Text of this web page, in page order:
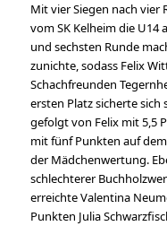
Mit vier Siegen nach
vom SK Kelheim die U14
und sechsten Runde
zunichte, sodass Felix
Schachfreunden
ersten Platz sicherte sich
gefolgt von Felix mit 5,5
mit fünf Punkten auf
der Mädchenwertung.
schlechterer
erreichte Valentina
Punkten Julia